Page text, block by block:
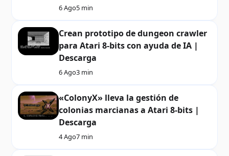
6 Ago5 min
Crean prototipo de dungeon crawler
para Atari 8-bits con ayuda de IA |
Descarga
6 Ago3 min
«ColonyX» lleva la gestión de
colonias marcianas a Atari 8-bits |
Descarga
4 Ago7 min